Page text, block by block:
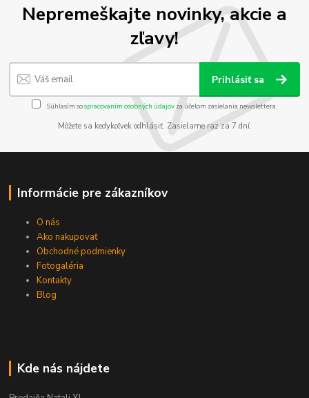
Nepremeškajte novinky, akcie a
zľavy!
Prihlásiť sa
Súhlasím sospracovaním osobných údajov za účelom zasielania newslettera.
Môžete sa kedykoľvek odhlásiť. Zasielame raz za 7 dní.
Informácie pre zákazníkov
O nás
Ako nakupovať
Obchodné podmienky
Fotogaléria
Kontakty
Blog
Kde nás nájdete